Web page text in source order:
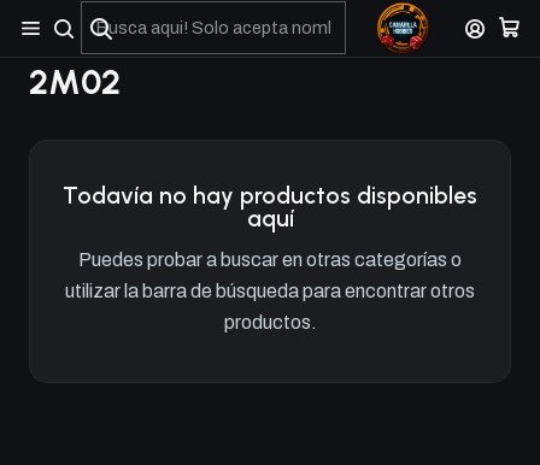
No olviden reportar sus depositos y transferencias por Whatsapp
2M02
Todavía no hay productos disponibles
aquí
Puedes probar a buscar en otras categorías o
utilizar la barra de búsqueda para encontrar otros
productos.